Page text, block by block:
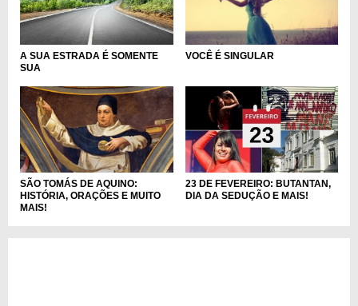
A SUA ESTRADA É SOMENTE
SUA
VOCÊ É SINGULAR
SÃO TOMÁS DE AQUINO:
HISTÓRIA, ORAÇÕES E MUITO
MAIS!
23 DE FEVEREIRO: BUTANTAN,
DIA DA SEDUÇÃO E MAIS!